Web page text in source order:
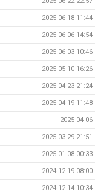
2025-06-18 11:44
2025-06-06 14:54
2025-06-03 10:46
2025-05-10 16:26
2025-04-23 21:24
2025-04-19 11:48
2025-04-06
2025-03-29 21:51
2025-01-08 00:33
2024-12-19 08:00
2024-12-14 10:34